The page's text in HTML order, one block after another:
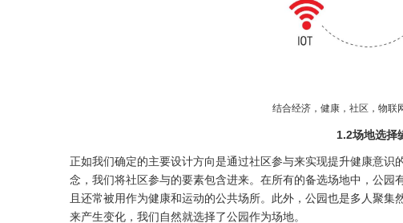
结合经济，健康，社区，物联
1.2场地选择
正如我们确定的主要设计方向是通过社区参与来实现提升健康意
念，我们将社区参与的要素包含进来。在所有的备选场地中，公
且还常被用作为健康和运动的公共场所。此外，公园也是多人聚
来产生变化，我们自然就选择了公园作为场地。